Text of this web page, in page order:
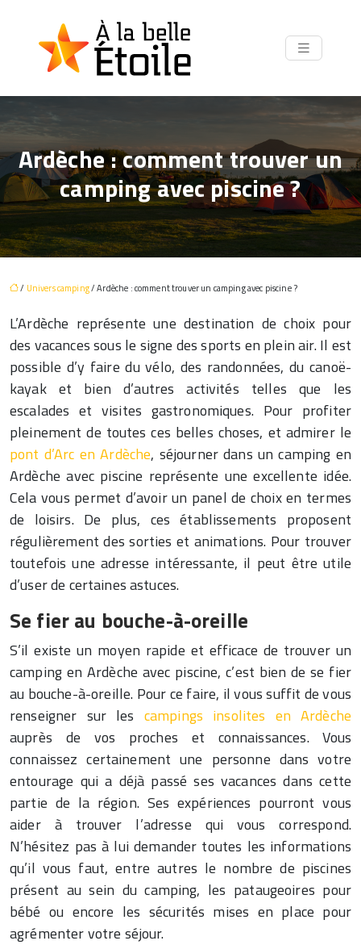
Ardèche : comment trouver un
camping avec piscine ?
/ Univers camping/ Ardèche : comment trouver un camping avec piscine ?
L’Ardèche représente une destination de choix pour
des vacances sous le signe des sports en plein air. Il est
possible d’y faire du vélo, des randonnées, du canoë-
kayak et bien d’autres activités telles que les
escalades et visites gastronomiques. Pour profiter
pleinement de toutes ces belles choses, et admirer le
pont d’Arc en Ardèche, séjourner dans un camping en
Ardèche avec piscine représente une excellente idée.
Cela vous permet d’avoir un panel de choix en termes
de loisirs. De plus, ces établissements proposent
régulièrement des sorties et animations. Pour trouver
toutefois une adresse intéressante, il peut être utile
d’user de certaines astuces.
Se fier au bouche-à-oreille
S’il existe un moyen rapide et efficace de trouver un
camping en Ardèche avec piscine, c’est bien de se fier
au bouche-à-oreille. Pour ce faire, il vous suffit de vous
renseigner sur les campings insolites en Ardèche
auprès de vos proches et connaissances. Vous
connaissez certainement une personne dans votre
entourage qui a déjà passé ses vacances dans cette
partie de la région. Ses expériences pourront vous
aider à trouver l’adresse qui vous correspond.
N’hésitez pas à lui demander toutes les informations
qu’il vous faut, entre autres le nombre de piscines
présent au sein du camping, les pataugeoires pour
bébé ou encore les sécurités mises en place pour
agrémenter votre séjour.